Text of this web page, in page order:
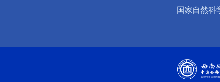
国家自然科